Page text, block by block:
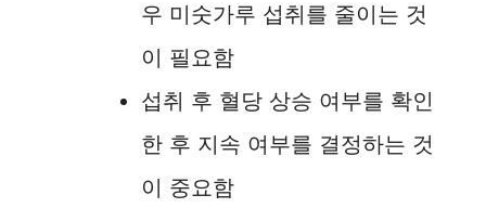
우 미숫가루 섭취를 줄이는 것
이 필요함
섭취 후 혈당 상승 여부를 확인
한 후 지속 여부를 결정하는 것
이 중요함